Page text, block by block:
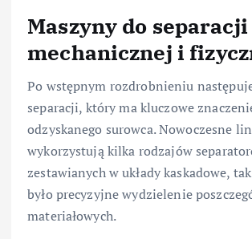
Maszyny do separacji
mechanicznej i
Po wstępnym rozdrobnieniu
separacji, który ma kluczowe
odzyskanego surowca. Nowoczesne
wykorzystują kilka rodzajów
zestawianych w układy kaskadowe,
było precyzyjne wydzielenie
materiałowych.